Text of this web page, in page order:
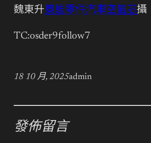
魏東升奧迪零件汽車空氣芯攝
TC:osder9follow7
18 10 月, 2025admin
發佈留言